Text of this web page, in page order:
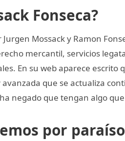
Fonseca?
Mossack y Ramon
mercantil, servicios
En su web aparece escrito
que se actualiza
negado que tengan algo
por